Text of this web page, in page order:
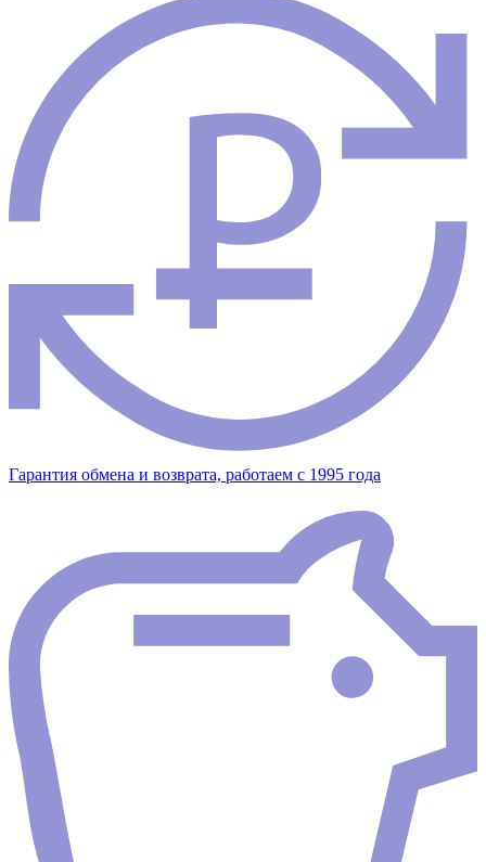
Гарантия обмена и возврата, работаем с 1995 года